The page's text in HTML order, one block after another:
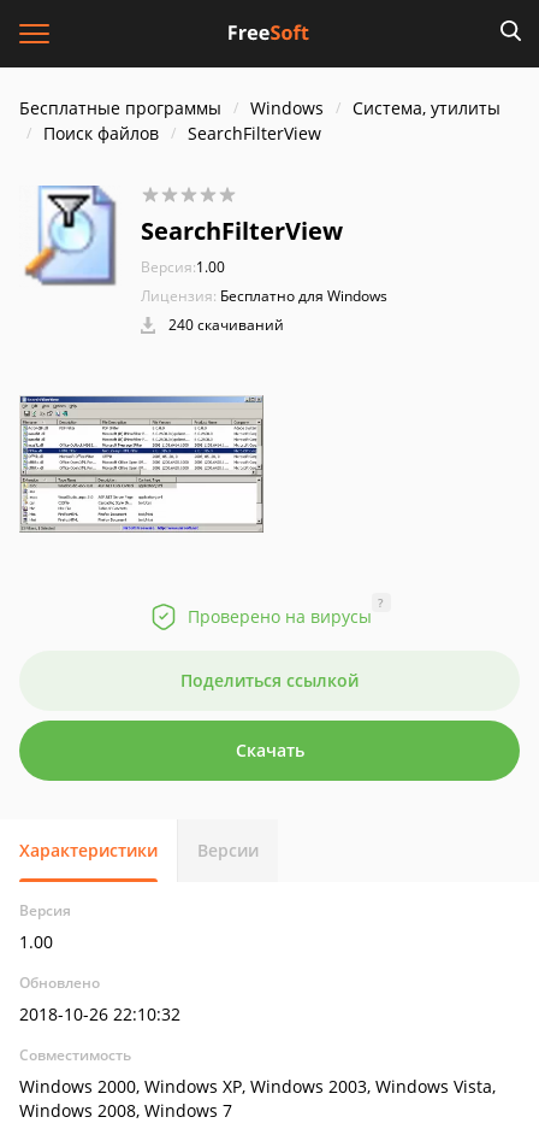
Бесплатные программы Windows
Система, утилиты
Поиск файлов
SearchFilterView
SearchFilterView
Версия:1.00
Лицензия: Бесплатно для Windows
240 скачиваний
Проверено на вирусы
?
Поделиться ссылкой
Скачать
Характеристики Версии
Версия
1.00
Обновлено
2018-10-26 22:10:32
Совместимость
Windows 2000, Windows XP, Windows 2003, Windows Vista,
Windows 2008, Windows 7